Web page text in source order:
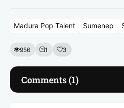
Madura Pop Talent Sumenep
956 1 3
Comments (1)